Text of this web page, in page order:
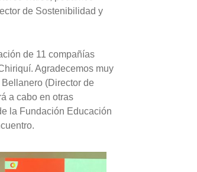
de Sostenibilidad y
de 11 compañías
Agradecemos muy
(Director de
a cabo en otras
la Fundación Educación